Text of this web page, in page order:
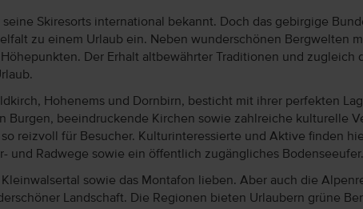
Skiresorts international bekannt. Doch das gebirgige
zu einem Urlaub ein. Neben wunderschönen Bergwelten
Der Erhalt altbewährter Traditionen und zugleich
Hohenems und Dornbirn, besticht mit ihrer perfekten
beeindruckende Kirchen sowie zahlreiche kulturelle
reizvoll für Besucher. Kulturinteressierte und Aktive finden
und Radwege sowie ein öffentlich zugängliches Bodenseeufer.
sowie das Montafon lieben. Aber auch die
Landschaft. Die Regionen bieten Urlaubern grüne